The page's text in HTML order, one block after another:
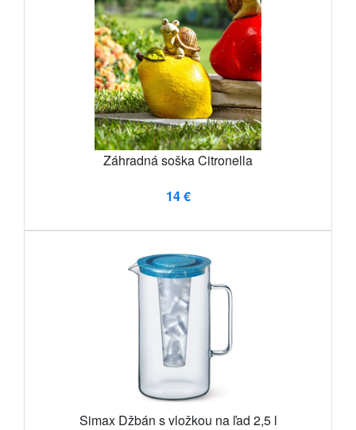
Záhradná soška Citronella
14 €
Simax Džbán s vložkou na ľad 2,5 l